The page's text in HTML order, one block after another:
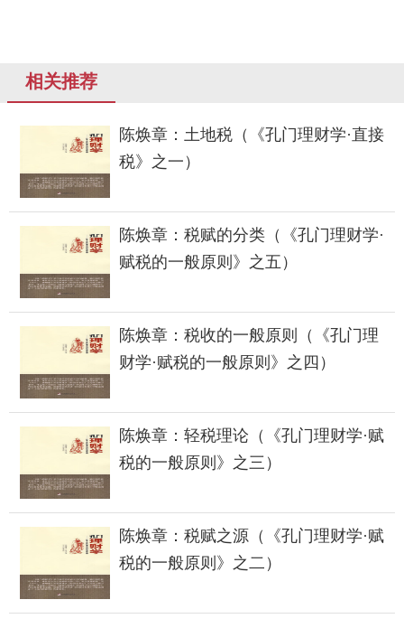
相关推荐
陈焕章：土地税（《孔门理财学·直接
税》之一）
陈焕章：税赋的分类（《孔门理财学·
赋税的一般原则》之五）
陈焕章：税收的一般原则（《孔门理
财学·赋税的一般原则》之四）
陈焕章：轻税理论（《孔门理财学·赋
税的一般原则》之三）
陈焕章：税赋之源（《孔门理财学·赋
税的一般原则》之二）